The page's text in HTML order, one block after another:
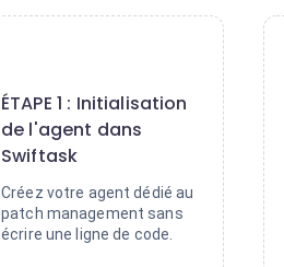
ÉTAPE 1 : Initialisation
de l'agent dans
Swiftask
Créez votre agent dédié au
patch management sans
écrire une ligne de code.